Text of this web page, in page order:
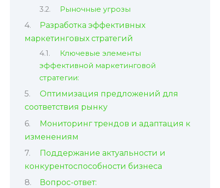
Рыночные угрозы
Разработка эффективных
маркетинговых стратегий
Ключевые элементы
эффективной маркетинговой
стратегии:
Оптимизация предложений для
соответствия рынку
Мониторинг трендов и адаптация к
изменениям
Поддержание актуальности и
конкурентоспособности бизнеса
Вопрос-ответ: